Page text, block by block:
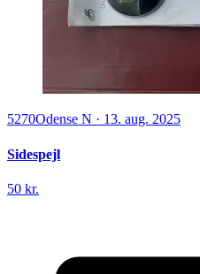
5270Odense N · 13. aug. 2025
Sidespejl
50 kr.